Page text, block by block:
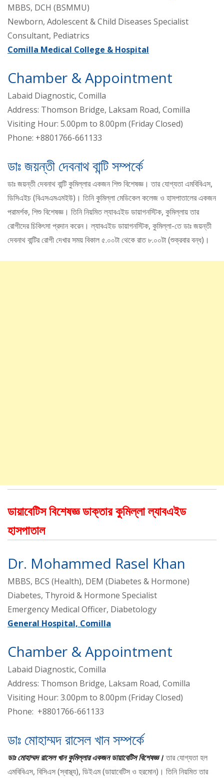
MBBS, DCH (BSMMU)
Newborn, Adolescent & Child Diseases Specialist
Consultant, Pediatrics
Comilla Medical College & Hospital
Chamber & Appointment
Labaid Diagnostic, Comilla
Address: Thomson Bridge, Laksam Road, Comilla
Visiting Hour: 5.00pm to 8.00pm (Friday Closed)
Phone: +8801766-661133
ডাঃ জয়ন্তী দেবনাথ বান্টি সম্পর্কে
ডাঃ জয়ন্তী দেবনাথ বান্টি কুমিল্লার একজন শিশু বিশেষজ্ঞ। তার যোগ্যতা এমবিবিএস,
ডিসিএইচ (বিএসএমএমইউ)। তিনি কুমিল্লা মেডিকেল কলেজ ও হাসপাতালের একজন
পরামর্শক, শিশু বিশেষজ্ঞ। তিনি নিয়মিত ল্যাবএইড ডায়াগনস্টিক, কুমিল্লায় তার
রোগীদের চিকিৎসা প্রদান করেন। ল্যাবএইড ডায়াগনস্টিক, কুমিল্লা-তে ডাঃ জয়ন্তী
দেবনাথ বান্টির রোগী দেখার সময় বিকাল ৫.০০টা থেকে রাত ৮.০০টা (শুক্রবার বন্ধ)।
ডায়াবেটিস বিশেষজ্ঞ ডাক্তার কুমিল্লা ল্যাবএইড
হাসপাতাল
Dr. Mohammed Rasel Khan
MBBS, BCS (Health), DEM (Diabetes & Hormone)
Diabetes, Thyroid & Hormone Specialist
Emergency Medical Officer, Diabetology
General Hospital, Comilla
Chamber & Appointment
Labaid Diagnostic, Comilla
Address: Thomson Bridge, Laksam Road, Comilla
Visiting Hour: 3.00pm to 8.00pm (Friday Closed)
Phone: +8801766-661133
ডাঃ মোহাম্মদ রাসেল খান সম্পর্কে
ডাঃ মোহাম্মদ রাসেল খান কুমিল্লার একজন ডায়াবেটিস বিশেষজ্ঞ।তার যোগ্যতা হল
এমবিবিএস, বিসিএস (স্বাস্থ্য), ডিইএম (ডায়াবেটিস ও হরমোন)। তিনি নিয়মিত তার